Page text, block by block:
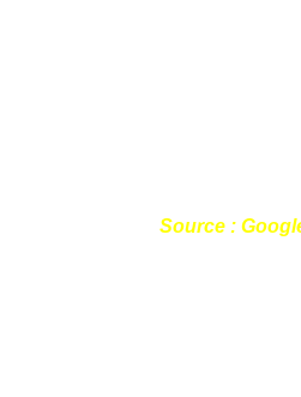
Source :